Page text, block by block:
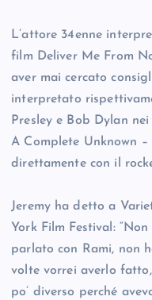
L’attore 34enne
film Deliver Me From
aver mai cercato
interpretato
Presley e Bob Dylan
A Complete Unknown
direttamente con il
Jeremy ha detto a
York Film Festival:
parlato con Rami, non
volte vorrei averlo
po’ diverso perché